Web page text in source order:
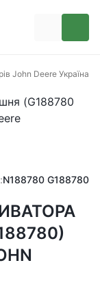
John Deere Україна
N188780 G188780